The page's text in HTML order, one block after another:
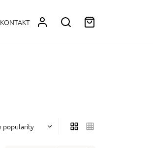
KONTAKT